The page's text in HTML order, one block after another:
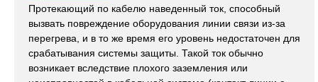
Протекающий по кабелю наведенный ток, способный
вызвать повреждение оборудования линии связи из-за
перегрева, и в то же время его уровень недостаточен для
срабатывания системы защиты. Такой ток обычно
возникает вследствие плохого заземления или